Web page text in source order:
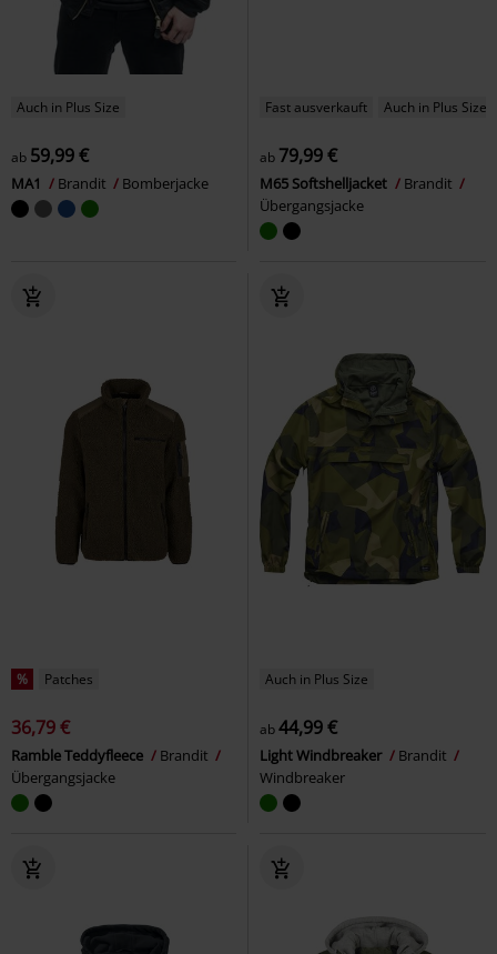
Auch in Plus Size
ab 59,99 €
MA1 Brandit Bomberjacke
Fast ausverkauft Auch in Plus Size
ab 79,99 €
M65 Softshelljacket
Brandit
Übergangsjacke
% Patches
36,79 €
Ramble Teddyfleece
Brandit
Übergangsjacke
Auch in Plus Size
ab44,99 €
Light Windbreaker
Brandit
Windbreaker